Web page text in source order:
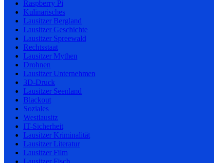
Raspberry Pi
Kulinarisches
Lausitzer Bergland
Lausitzer Geschichte
Lausitzer Spreewald
Rechtsstaat
Lausitzer Mythen
Drohnen
Lausitzer Unternehmen
3D-Druck
Lausitzer Seenland
Blackout
Soziales
Westlausitz
IT-Sicherheit
Lausitzer Kriminalität
Lausitzer Literatur
Lausitzer Film
Lausitzer Fisch